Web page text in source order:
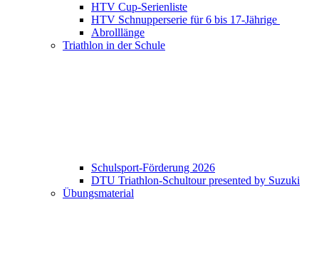
HTV Cup-Serienliste
HTV Schnupperserie für 6 bis 17-Jährige
Abrolllänge
Triathlon in der Schule
Schulsport-Förderung 2026
DTU Triathlon-Schultour presented by Suzuki
Übungsmaterial